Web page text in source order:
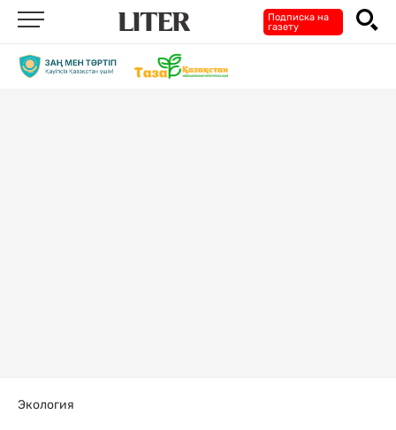
Подписка на
газету
Экология